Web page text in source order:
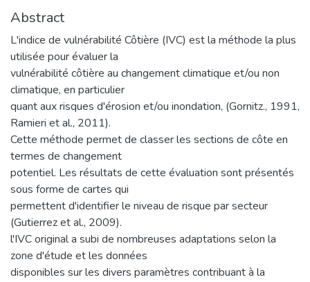
Abstract
L'indice de vulnérabilité Côtière (IVC) est la méthode la plus
utilisée pour évaluer la
vulnérabilité côtière au changement climatique et/ou non
climatique, en particulier
quant aux risques d'érosion et/ou inondation, (Gornitz., 1991,
Ramieri et al., 2011).
Cette méthode permet de classer les sections de côte en
termes de changement
potentiel. Les résultats de cette évaluation sont présentés
sous forme de cartes qui
permettent d'identifier le niveau de risque par secteur
(Gutierrez et al., 2009).
l'IVC original a subi de nombreuses adaptations selon la
zone d'étude et les données
disponibles sur les divers paramètres contribuant à la